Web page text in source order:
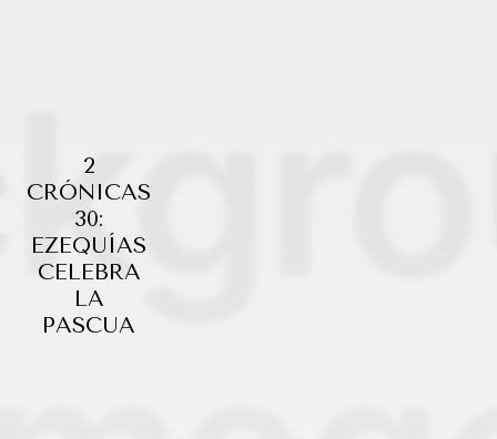
2
CRÓNICAS
30:
EZEQUÍAS
CELEBRA
LA
PASCUA